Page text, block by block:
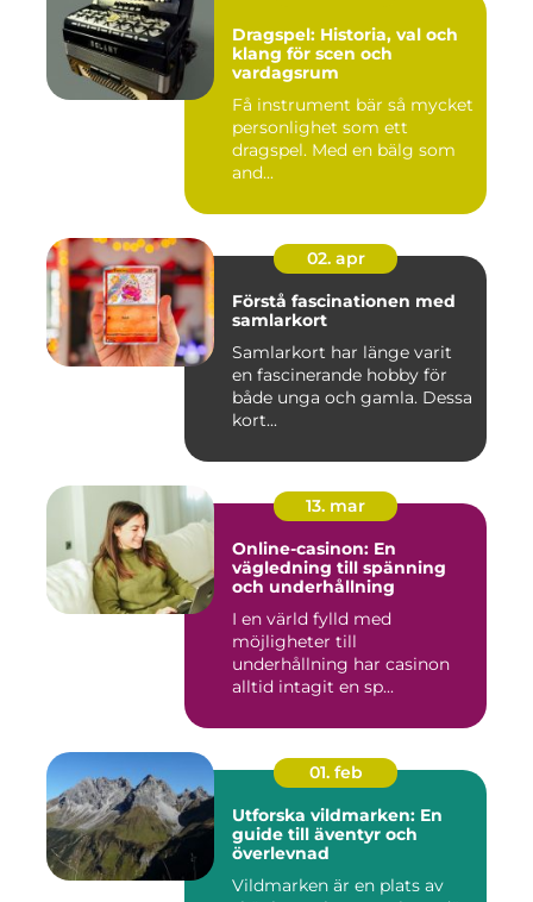
Dragspel: Historia, val och
klang för scen och
vardagsrum
Få instrument bär så mycket
personlighet som ett
dragspel. Med en bälg som
and...
02. apr
Förstå fascinationen med
samlarkort
Samlarkort har länge varit
en fascinerande hobby för
både unga och gamla. Dessa
kort...
13. mar
Online-casinon: En
vägledning till spänning
och underhållning
I en värld fylld med
möjligheter till
underhållning har casinon
alltid intagit en sp...
01. feb
Utforska vildmarken: En
guide till äventyr och
överlevnad
Vildmarken är en plats av